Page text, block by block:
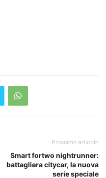
Prossimo articolo
Smart fortwo nightrunner:
battagliera citycar, la nuova
serie speciale